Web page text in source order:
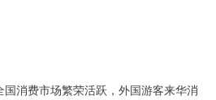
国消费市场繁荣活跃，外国游客来华消